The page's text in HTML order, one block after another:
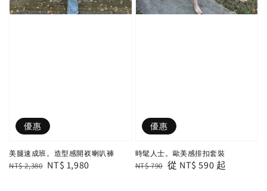
優惠
美腿速成班。造型感開衩喇叭褲
Regular
NT$ 2,380 Sale
NT$ 1,980
優惠
時髦人士。歐美感排扣套裝
Regular
NT$ 790 Sale
從 NT$ 590 起